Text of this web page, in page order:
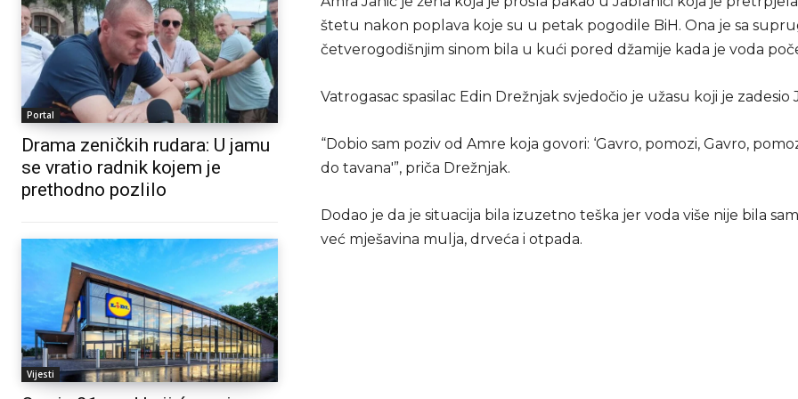
Portal
Drama zeničkih rudara: U jamu
se vratio radnik kojem je
prethodno pozlilo
Vijesti
štetu nakon poplava koje su u petak pogodile BiH. Ona je sa
četverogodišnjim sinom bila u kući pored džamije kada je voda
Vatrogasac spasilac Edin Drežnjak svjedočio je užasu koji je zadesio
“Dobio sam poziv od Amre koja govori: ‘Gavro, pomozi, Gavro,
do tavana'”, priča Drežnjak.
Dodao je da je situacija bila izuzetno teška jer voda više nije bila
već mješavina mulja, drveća i otpada.